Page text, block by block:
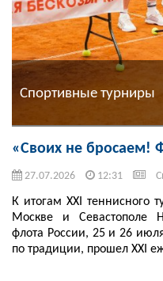
Спортивные турниры
«Своих не бросаем!
27.07.2026 12:31
К итогам XXI теннисного
Москве и Севастополе
флота России, 25 и 26
по традиции, прошел XXI